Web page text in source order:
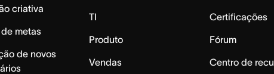
criativa
metas
de novos
TI
Produto
Vendas
Certificações
Fórum
Centro de